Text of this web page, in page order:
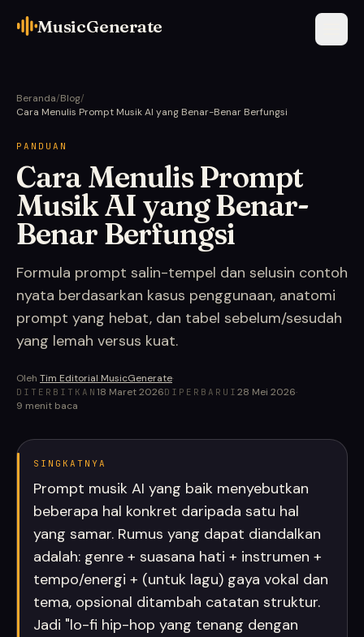
MusicGenerate
Beranda/Blog/
Cara Menulis Prompt Musik AI yang Benar-Benar Berfungsi
PANDUAN
Cara Menulis Prompt
Musik AI yang Benar-
Benar Berfungsi
Formula prompt salin-tempel dan selusin contoh
nyata berdasarkan kasus penggunaan, anatomi
prompt yang hebat, dan tabel sebelum/sesudah
yang lemah versus kuat.
Oleh Tim Editorial MusicGenerate·
DITERBITKAN 18 Maret 2026DIPERBARUI 28 Mei 2026·
9 menit baca
SINGKATNYA
Prompt musik AI yang baik menyebutkan
beberapa hal konkret daripada satu hal
yang samar. Rumus yang dapat diandalkan
adalah: genre + suasana hati + instrumen +
tempo/energi + (untuk lagu) gaya vokal dan
tema, opsional ditambah catatan struktur.
Jadi "lo-fi hip-hop yang tenang dengan